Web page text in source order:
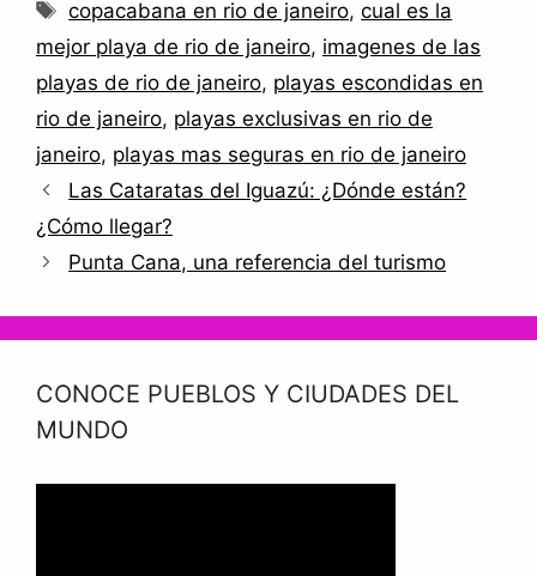
copacabana en rio de janeiro,cual es la
mejor playa de rio de janeiro, imagenes de las
playas de rio de janeiro, playas escondidas en
rio de janeiro, playas exclusivas en rio de
janeiro, playas mas seguras en rio de janeiro
Las Cataratas del Iguazú: ¿Dónde están?
¿Cómo llegar?
Punta Cana, una referencia del turismo
CONOCE PUEBLOS Y CIUDADES DEL
MUNDO